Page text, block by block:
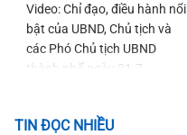
Video: Chỉ đạo, điều hành nổi
bật của UBND, Chủ tịch và
các Phó Chủ tịch UBND
thành phố ngày 31-7
TIN ĐỌC NHIỀU